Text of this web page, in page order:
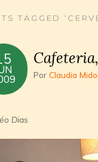
TAGGED
Por Claudia
Dias